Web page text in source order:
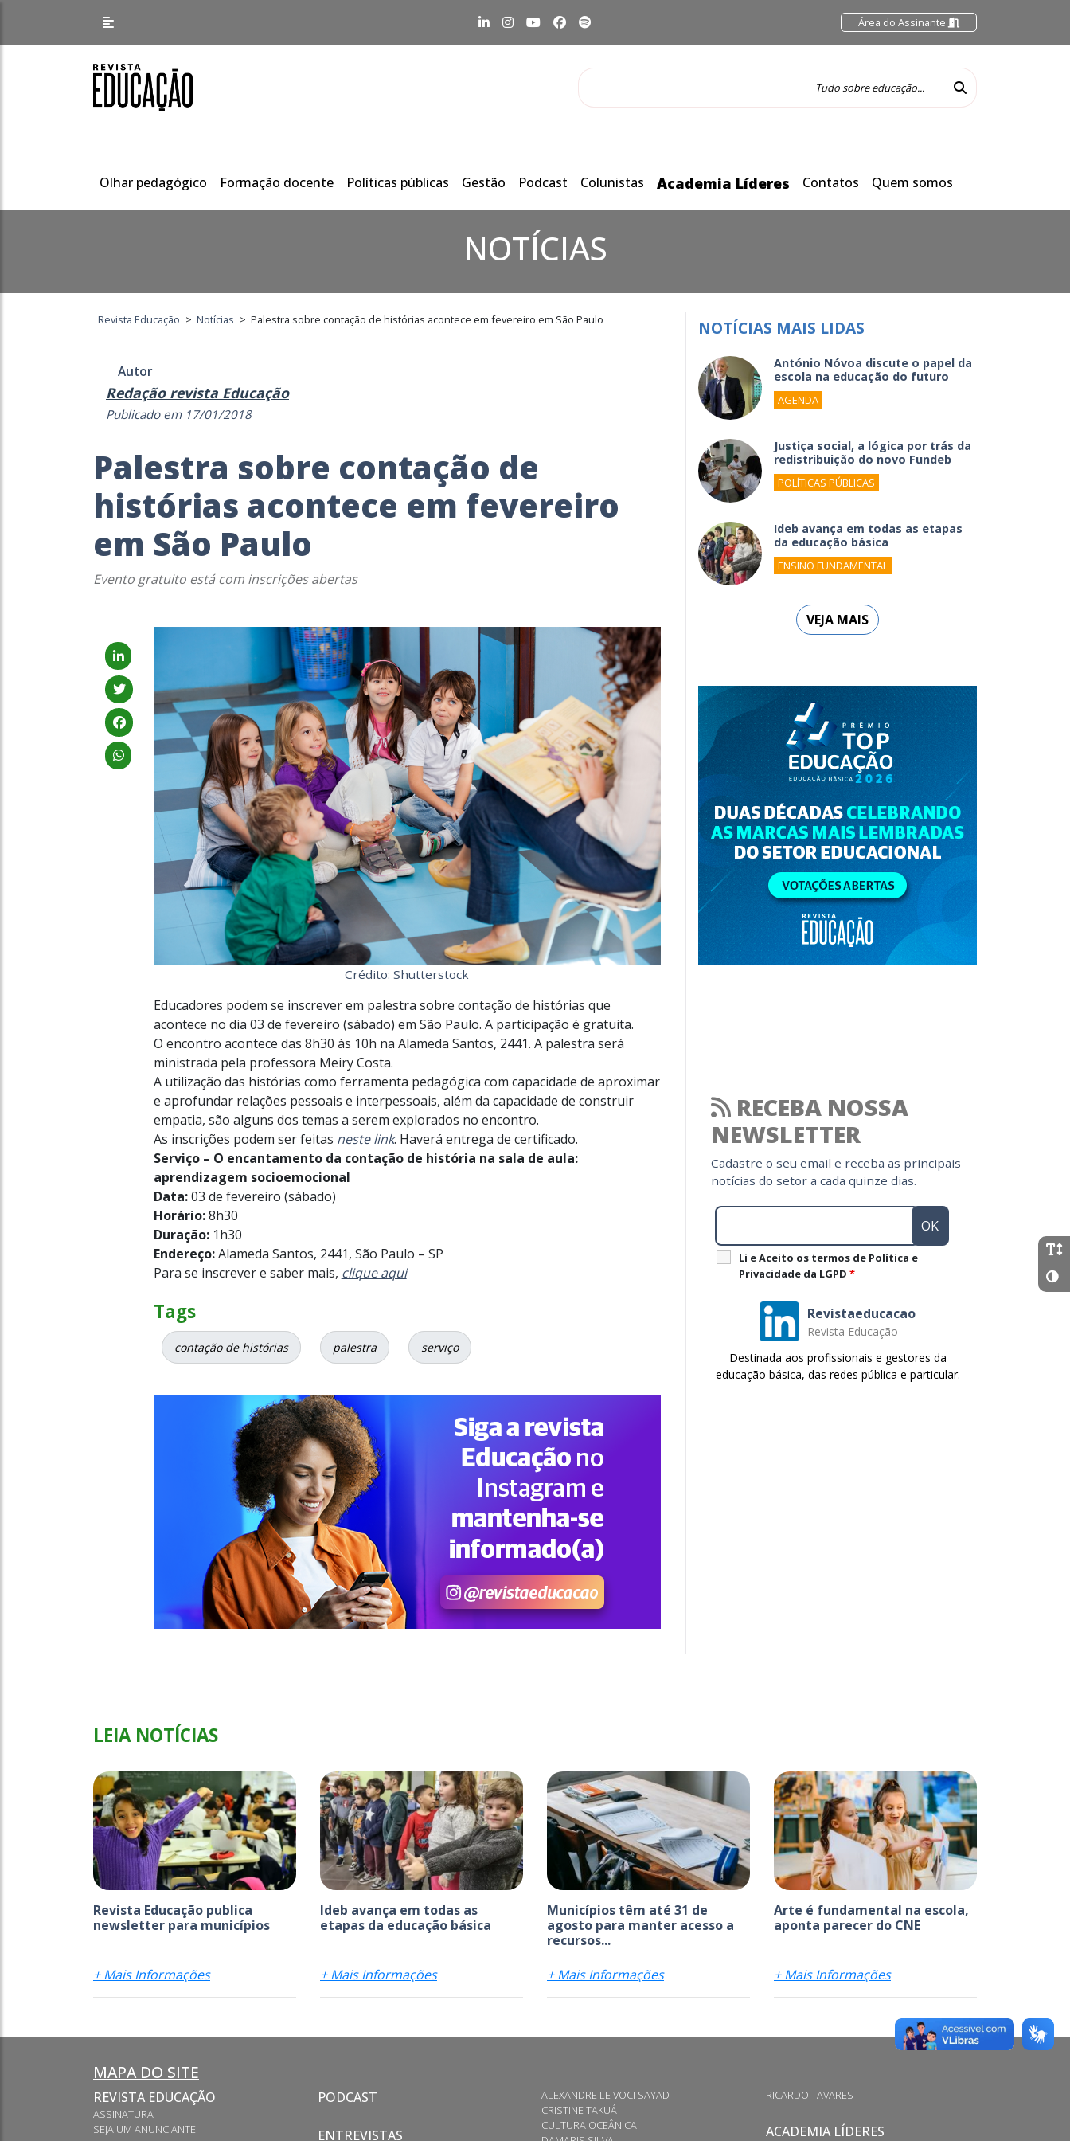
Área do Assinante
Olhar pedagógico Formação docente Políticas públicas Gestão Podcast Colunistas Academia Líderes Contatos Quem somos
NOTÍCIAS
Revista Educação > Notícias > Palestra sobre contação de histórias acontece em fevereiro em São Paulo
Autor
Redação revista Educação
Publicado em 17/01/2018
Palestra sobre contação de
histórias acontece em fevereiro
em São Paulo
Evento gratuito está com inscrições abertas
Crédito: Shutterstock
Educadores podem se inscrever em palestra sobre contação de histórias que
acontece no dia 03 de fevereiro (sábado) em São Paulo. A participação é gratuita.
O encontro acontece das 8h30 às 10h na Alameda Santos, 2441. A palestra será
ministrada pela professora Meiry Costa.
A utilização das histórias como ferramenta pedagógica com capacidade de aproximar
e aprofundar relações pessoais e interpessoais, além da capacidade de construir
empatia, são alguns dos temas a serem explorados no encontro.
As inscrições podem ser feitas neste link. Haverá entrega de certificado.
Serviço – O encantamento da contação de história na sala de aula:
aprendizagem socioemocional
Data:03 de fevereiro (sábado)
Horário:8h30
Duração: 1h30
Endereço:Alameda Santos, 2441, São Paulo – SP
Para se inscrever e saber mais, clique aqui
Tags
contação de histórias palestra serviço
NOTÍCIAS MAIS LIDAS
António Nóvoa discute o papel da
escola na educação do futuro
AGENDA
Justiça social, a lógica por trás da
redistribuição do novo Fundeb
POLÍTICAS PÚBLICAS
Ideb avança em todas as etapas
da educação básica
ENSINO FUNDAMENTAL
VEJA MAIS
RECEBA NOSSA
NEWSLETTER
Cadastre o seu email e receba as principais
notícias do setor a cada quinze dias.
Li e Aceito os termos de Política e
Privacidade da LGPD *
Revistaeducacao
Revista Educação
Destinada aos profissionais e gestores da
educação básica, das redes pública e particular.
LEIA NOTÍCIAS
Revista Educação publica
newsletter para municípios
+ Mais Informações
Ideb avança em todas as
etapas da educação básica
+ Mais Informações
Municípios têm até 31 de
agosto para manter acesso a
recursos...
+ Mais Informações
Arte é fundamental na escola,
aponta parecer do CNE
+ Mais Informações
MAPA DO SITE
REVISTA EDUCAÇÃO
ASSINATURA
SEJA UM ANUNCIANTE
PODCAST
ENTREVISTAS
ALEXANDRE LE VOCI SAYAD
CRISTINE TAKUÁ
CULTURA OCEÂNICA
RICARDO TAVARES
ACADEMIA LÍDERES